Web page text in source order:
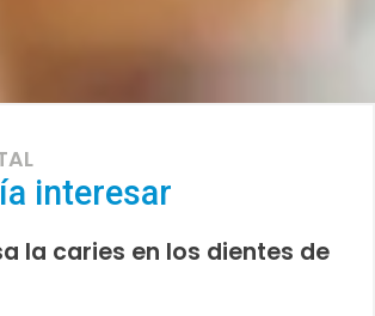
interesar
la caries en los dientes de